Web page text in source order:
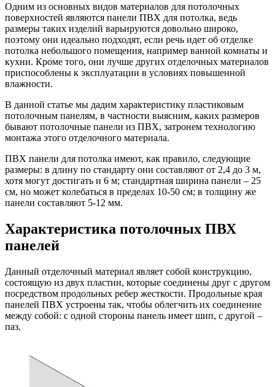
Одним из основных видов материалов для потолочных
поверхностей являются панели ПВХ для потолка, ведь
размеры таких изделий варьируются довольно широко,
поэтому они идеально подходят, если речь идет об отделке
потолка небольшого помещения, например ванной комнаты и
кухни. Кроме того, они лучше других отделочных материалов
приспособлены к эксплуатации в условиях повышенной
влажности.
В данной статье мы дадим характеристику пластиковым
потолочным панелям, в частности выясним, каких размеров
бывают потолочные панели из ПВХ, затронем технологию
монтажа этого отделочного материала.
ПВХ панели для потолка имеют, как правило, следующие
размеры: в длину по стандарту они составляют от 2,4 до 3 м,
хотя могут достигать и 6 м; стандартная ширина панели – 25
см, но может колебаться в пределах 10-50 см; в толщину же
панели составляют 5-12 мм.
Характеристика потолочных ПВХ
панелей
Данный отделочный материал являет собой конструкцию,
состоящую из двух пластин, которые соединены друг с другом
посредством продольных ребер жесткости. Продольные края
панелей ПВХ устроены так, чтобы облегчить их соединение
между собой: с одной стороны панель имеет шип, с другой –
паз.